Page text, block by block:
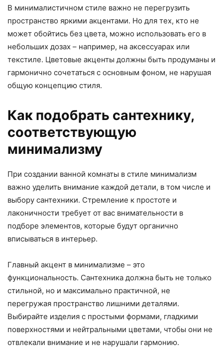
В минималистичном стиле важно не перегрузить
пространство яркими акцентами. Но для тех, кто не
может обойтись без цвета, можно использовать его в
небольших дозах – например, на аксессуарах или
текстиле. Цветовые акценты должны быть продуманы и
гармонично сочетаться с основным фоном, не нарушая
общую концепцию стиля.
Как подобрать сантехнику,
соответствующую
минимализму
При создании ванной комнаты в стиле минимализм
важно уделить внимание каждой детали, в том числе и
выбору сантехники. Стремление к простоте и
лаконичности требует от вас внимательности в
подборе элементов, которые будут органично
вписываться в интерьер.
Главный акцент в минимализме – это
функциональность. Сантехника должна быть не только
стильной, но и максимально практичной, не
перегружая пространство лишними деталями.
Выбирайте изделия с простыми формами, гладкими
поверхностями и нейтральными цветами, чтобы они не
отвлекали внимание и не нарушали гармонию.